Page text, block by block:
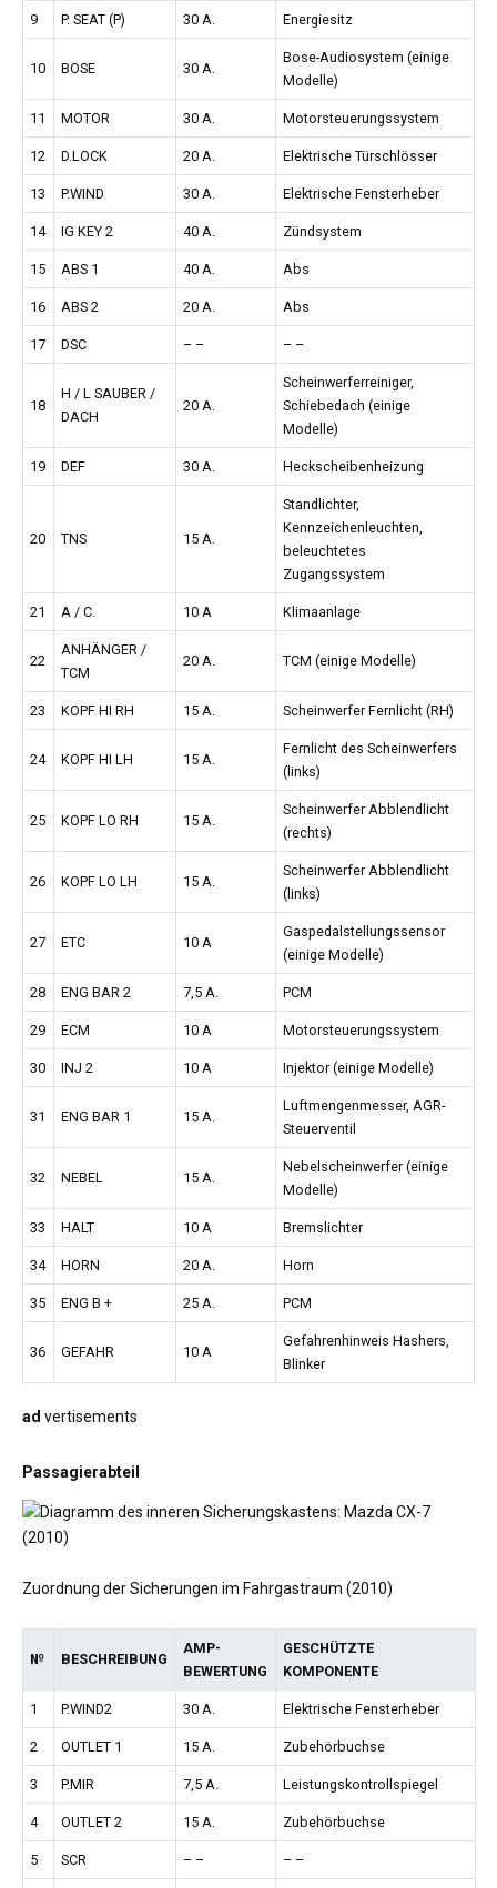
9 P. SEAT (P) 30 A. Energiesitz
10 BOSE 30 A.
Bose-Audiosystem (einige
Modelle)
11 MOTOR 30 A. Motorsteuerungssystem
12 D.LOCK 20 A. Elektrische Türschlösser
13 P.WIND 30 A. Elektrische Fensterheber
14 IG KEY 2 40 A. Zündsystem
15 ABS 1 40 A. Abs
16 ABS 2 20 A. Abs
17 DSC – – – –
18
H / L SAUBER /
DACH
20 A.
Scheinwerferreiniger,
Schiebedach (einige
Modelle)
19 DEF 30 A. Heckscheibenheizung
20 TNS 15 A.
Standlichter,
Kennzeichenleuchten,
beleuchtetes
Zugangssystem
21 A / C. 10 A Klimaanlage
22
ANHÄNGER /
TCM
20 A. TCM (einige Modelle)
23 KOPF HI RH 15 A. Scheinwerfer Fernlicht (RH)
24 KOPF HI LH 15 A.
Fernlicht des Scheinwerfers
(links)
25 KOPF LO RH 15 A.
Scheinwerfer Abblendlicht
(rechts)
26 KOPF LO LH 15 A.
Scheinwerfer Abblendlicht
(links)
27 ETC 10 A
Gaspedalstellungssensor
(einige Modelle)
28 ENG BAR 2 7,5 A. PCM
29 ECM 10 A Motorsteuerungssystem
30 INJ 2 10 A Injektor (einige Modelle)
31 ENG BAR 1 15 A.
Luftmengenmesser, AGR-
Steuerventil
32 NEBEL 15 A.
Nebelscheinwerfer (einige
Modelle)
33 HALT 10 A Bremslichter
34 HORN 20 A. Horn
35 ENG B + 25 A. PCM
36 GEFAHR 10 A
Gefahrenhinweis Hashers,
Blinker
ad vertisements
Passagierabteil
Zuordnung der Sicherungen im Fahrgastraum (2010)
№ BESCHREIBUNG
AMP-
BEWERTUNG
GESCHÜTZTE
KOMPONENTE
1 P.WIND2 30 A. Elektrische Fensterheber
2 OUTLET 1 15 A. Zubehörbuchse
3 P.MIR 7,5 A. Leistungskontrollspiegel
4 OUTLET 2 15 A. Zubehörbuchse
5 SCR – – – –